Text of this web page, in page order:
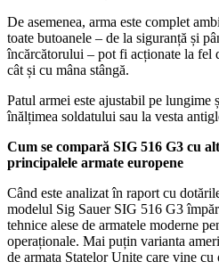
De asemenea, arma este complet
toate butoanele – de la siguranță și
încărcătorului – pot fi acționate la fel
cât și cu mâna stângă.
Patul armei este ajustabil pe lungime
înălțimea soldatului sau la vesta
Cum se compară SIG 516 G3 cu
principalele armate europene
Când este analizat în raport cu
modelul Sig Sauer SIG 516 G3
tehnice alese de armatele moderne
operaționale. Mai puțin varianta
de armata Statelor Unite care vine cu